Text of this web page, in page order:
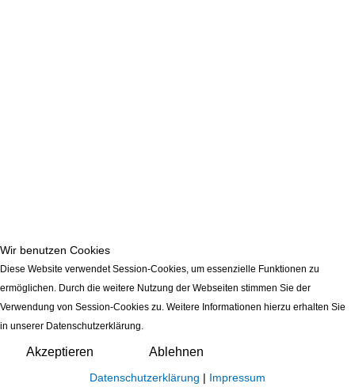
Wir benutzen Cookies
Diese Website verwendet Session-Cookies, um essenzielle Funktionen zu
ermöglichen. Durch die weitere Nutzung der Webseiten stimmen Sie der
Verwendung von Session-Cookies zu. Weitere Informationen hierzu erhalten Sie
in unserer Datenschutzerklärung.
Akzeptieren Ablehnen
Datenschutzerklärung | Impressum